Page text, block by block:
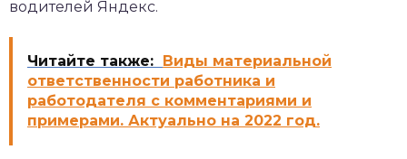
водителей Яндекс.
Читайте также: Виды материальной
ответственности работника и
работодателя с комментариями и
примерами. Актуально на 2022 год.